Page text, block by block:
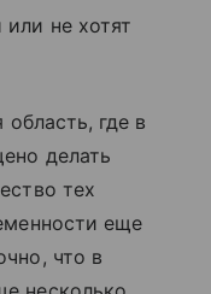
не хотят
область, где в
делать
тех
еще
что в